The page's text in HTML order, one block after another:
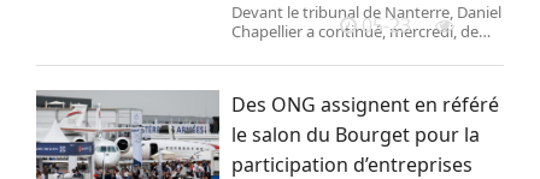
Devant le tribunal de Nanterre, Daniel
Chapellier a continué, mercredi, de
lui sont reprochés. Les débats ont été
05-23
Des ONG assignent en référé
le salon du Bourget pour la
participation d’entreprises